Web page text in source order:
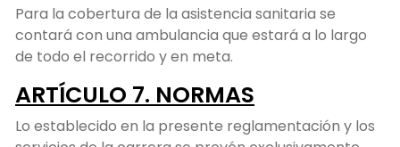
Para la cobertura de la asistencia sanitaria se
contará con una ambulancia que estará a lo largo
de todo el recorrido y en meta.
ARTÍCULO 7. NORMAS
Lo establecido en la presente reglamentación y los